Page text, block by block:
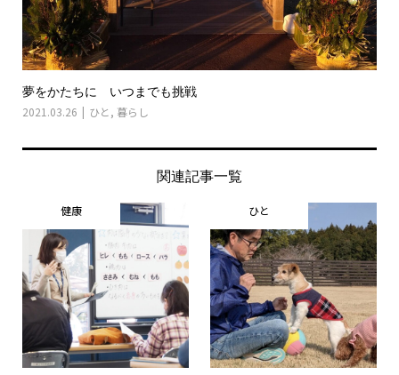
夢をかたちに いつまでも挑戦
2021.03.26 ひと , 暮らし
関連記事一覧
健康 ひと